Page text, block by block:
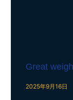
Great
2025年9月16日